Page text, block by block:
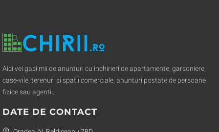
Aici vei gasi mii de anunturi cu inchirieri de apartamente, garsoniere,
case-vile, terenuri si spatii comerciale, anunturi postate de persoane
fizice sau agentii.
DATE DE CONTACT